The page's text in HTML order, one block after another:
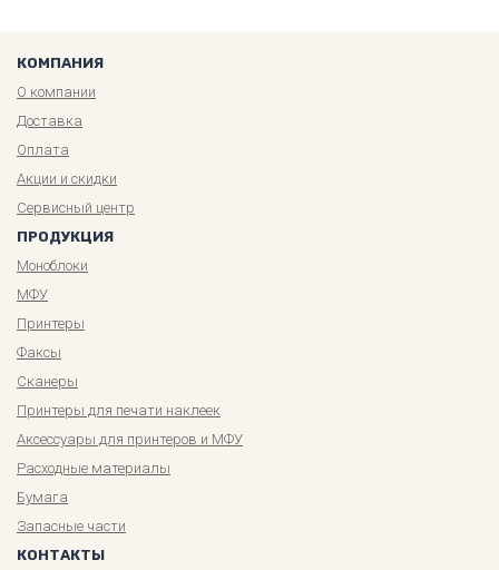
КОМПАНИЯ
О компании
Доставка
Оплата
Акции и скидки
Сервисный центр
ПРОДУКЦИЯ
Моноблоки
МФУ
Принтеры
Факсы
Сканеры
Принтеры для печати наклеек
Аксессуары для принтеров и МФУ
Расходные материалы
Бумага
Запасные части
КОНТАКТЫ